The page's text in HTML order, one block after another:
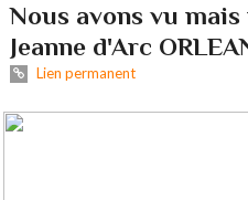
Nous avons vu
Jeanne d'Arc
Lien permanent